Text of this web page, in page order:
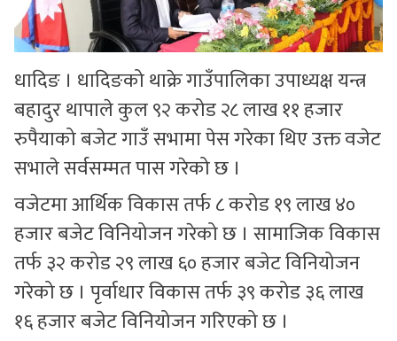
धादिङ । धादिङको थाक्रे गाउँपालिका उपाध्यक्ष यन्त्र
बहादुर थापाले कुल ९२ करोड २८ लाख ११ हजार
रुपैयाको बजेट गाउँ सभामा पेस गरेका थिए उक्त वजेट
सभाले सर्वसम्मत पास गरेको छ ।
वजेटमा आर्थिक विकास तर्फ ८ करोड १९ लाख ४०
हजार बजेट विनियोजन गरेको छ । सामाजिक विकास
तर्फ ३२ करोड २९ लाख ६० हजार बजेट विनियोजन
गरेको छ । पृर्वाधार विकास तर्फ ३९ करोड ३६ लाख
१६ हजार बजेट विनियोजन गरिएको छ ।